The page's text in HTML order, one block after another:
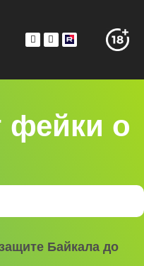
фейки о
Байкала до